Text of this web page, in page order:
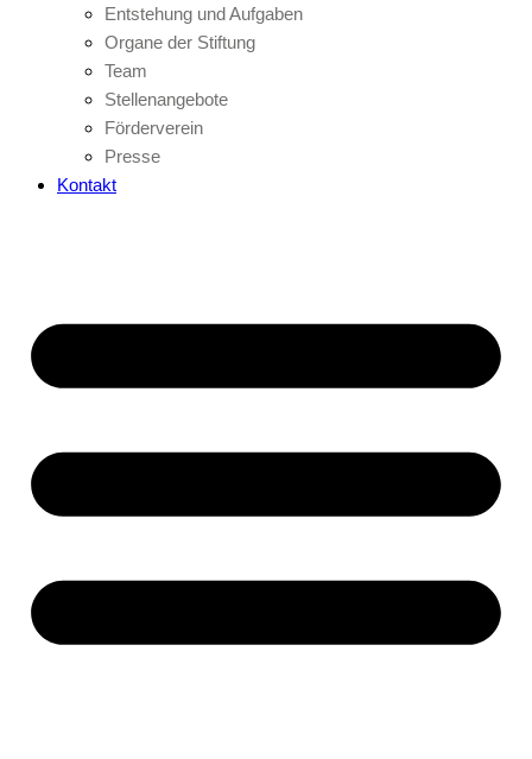
Entstehung und Aufgaben
Organe der Stiftung
Team
Stellenangebote
Förderverein
Presse
Kontakt